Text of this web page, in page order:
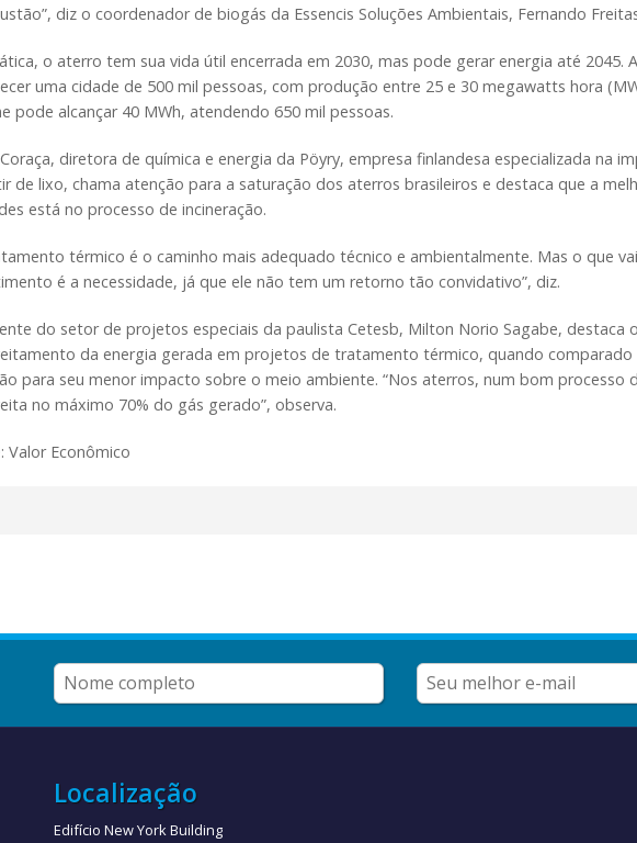
diz o coordenador de biogás da Essencis Soluções Ambientais, Fernando
o aterro tem sua vida útil encerrada em 2030, mas pode gerar energia até 2045.
uma cidade de 500 mil pessoas, com produção entre 25 e 30 megawatts hora
pode alcançar 40 MWh, atendendo 650 mil pessoas.
diretora de química e energia da Pöyry, empresa finlandesa especializada na
de lixo, chama atenção para a saturação dos aterros brasileiros e destaca que a
está no processo de incineração.
térmico é o caminho mais adequado técnico e ambientalmente. Mas o que
é a necessidade, já que ele não tem um retorno tão convidativo”, diz.
do setor de projetos especiais da paulista Cetesb, Milton Norio Sagabe, destaca
da energia gerada em projetos de tratamento térmico, quando comparado
para seu menor impacto sobre o meio ambiente. “Nos aterros, num bom processo
no máximo 70% do gás gerado”, observa.
Valor Econômico
Localização
Edifício New York Building